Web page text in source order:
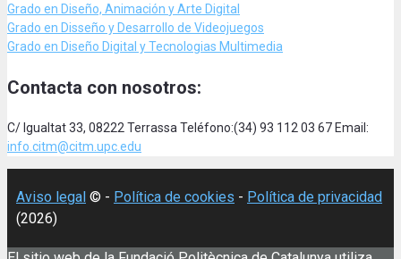
Grado en Diseño, Animación y Arte Digital
Grado en Disseño y Desarrollo de Videojuegos
Grado en Diseño Digital y Tecnologias Multimedia
Contacta con nosotros:
C/ Igualtat 33, 08222 Terrassa Teléfono:(34) 93 112 03 67 Email:
info.citm@citm.upc.edu
Aviso legal © - Política de cookies - Política de privacidad
(2026)